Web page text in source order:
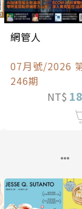
網管人
07月號/2026
246期
NT$